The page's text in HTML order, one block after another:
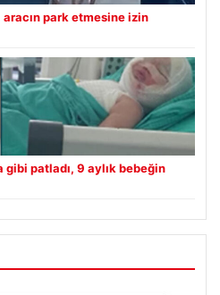
park etmesine izin
patladı, 9 aylık bebeğin